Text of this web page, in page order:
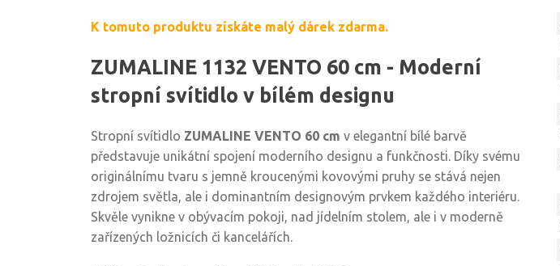
K tomuto produktu získáte malý dárek zdarma.
ZUMALINE 1132 VENTO 60 cm - Moderní
stropní svítidlo v bílém designu
Stropní svítidlo ZUMALINE VENTO 60 cm v elegantní bílé barvě
představuje unikátní spojení moderního designu a funkčnosti. Díky svému
originálnímu tvaru s jemně kroucenými kovovými pruhy se stává nejen
zdrojem světla, ale i dominantním designovým prvkem každého interiéru.
Skvěle vynikne v obývacím pokoji, nad jídelním stolem, ale i v moderně
zařízených ložnicích či kancelářích.